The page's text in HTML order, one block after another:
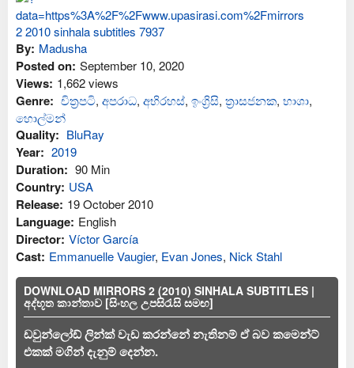
By: Madusha
Posted on: September 10, 2020
Views: 1,662 views
Genre: චිත්‍රපටි, අප‍රාධ, අභිරහස්, ඉංග්‍රිසි, ත්‍රාසජනක, භාශා,
හොල්මන්
Quality: BluRay
Year: 2019
Duration: 90 Min
Country: USA
Release: 19 October 2010
Language: English
Director: Víctor García
Cast: Emmanuelle Vaugier, Evan Jones, Nick Stahl
DOWNLOAD MIRRORS 2 (2010) SINHALA SUBTITLES |
අද්භූත කාන්තාව [සිංහල උපසිරැසි සමඟ]
ඩවුන්ලෝඩ් ලින්ක් වැඩ කරන්නේ නැතිනම් ඒ බව කමෙන්ට්
එකක් මගින් දැනුම් දෙන්න.